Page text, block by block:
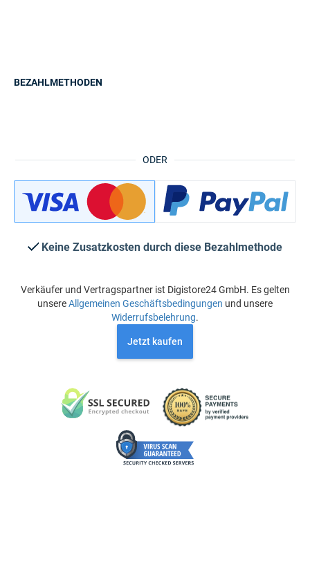
ODER
BEZAHLMETHODEN
Keine Zusatzkosten durch diese Bezahlmethode
Verkäufer und Vertragspartner ist Digistore24 GmbH. Es gelten
unsereAllgemeinen Geschäftsbedingungen und unsere
Widerrufsbelehrung.
Jetzt kaufen